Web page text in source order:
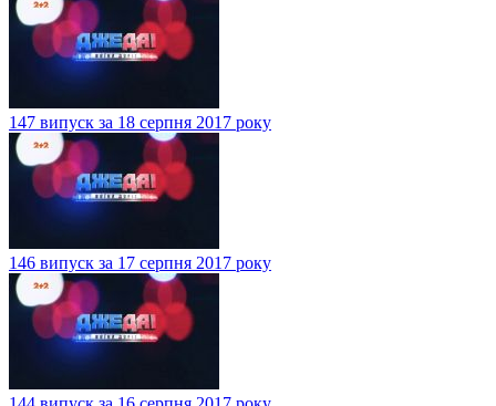
147 випуск за 18 серпня 2017 року
146 випуск за 17 серпня 2017 року